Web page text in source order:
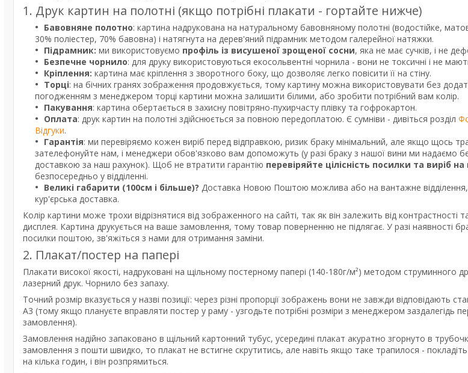
1. Друк картин на полотні (якщо потрібні плакати - гортайте нижче)
Бавовняне полотно: картина надрукована на натуральному бавовняному полотні (водостійке,
30% поліестер, 70% бавовна) і натягнута на дерев'яний підрамник методом галерейної натяжки.
Підрамник: ми використовуємо профіль із висушеної зрощеної сосни, яка не має сучків, і не
Безпечне чорнило: для друку використовуються екосольвентні чорнила - вони не токсичні і не
Кріплення: картина має кріплення з зворотного боку, що дозволяє легко повісити її на стіну.
Торці: на бічних гранях зображення продовжується, тому картину можна використовувати без
погодженням з менеджером торці картини можна залишити білими, або зробити потрібний вам колір.
Пакування: картина обертається в захисну повітряно-пухирчасту плівку та гофрокартон.
Оплата: друк картин на полотні здійснюється за повною передоплатою. Є сумніви - дивіться розділ
Відгуки.
Гарантія: ми перевіряємо кожен виріб перед відправкою, ризик браку мінімальний, але якщо щось
зателефонуйте нам, і менеджери обов'язково вам допоможуть (у разі браку з нашої вини ми надаємо
доставкою за наш рахунок). Щоб не втратити гарантію перевіряйте цілісність посилки та виріб на
безпосередньо у відділенні.
Великі габарити (100см і більше)? Доставка Новою Поштою можлива або на вантажне
кур'єрська доставка.
Колір картини може трохи відрізнятися від зображенного на сайті, так як він залежить від контрастності
дисплея. Картина друкується на ваше замовлення, тому товар поверненню не підлягає. У разі наявності
посилки поштою, зв'яжіться з нами для отримання заміни.
2. Плакат/постер на папері
Плакати високої якості, надруковані на щільному постерному папері (140-180г/м²) методом струминного
лазерний друк. Чорнило без запаху.
Точний розмір вказується у назві позиції: через різні пропорції зображень вони не завжди відповідають
А3 (тому якщо плануєте вправляти постер у раму - узгодьте потрібні розміри з менеджером заздалегідь
замовлення).
Замовлення надійно запаковано в щільний картонний тубус, усередині плакат акуратно згорнуто в
замовлення з пошти швидко, то плакат не встигне скрутитись, але навіть якщо таке трапилося -
на кілька годин, і він розпрямиться.